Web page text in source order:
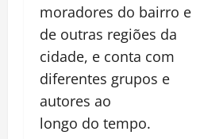
moradores do bairro e
de outras regiões da
cidade, e conta com
diferentes grupos e
autores ao
longo do tempo.